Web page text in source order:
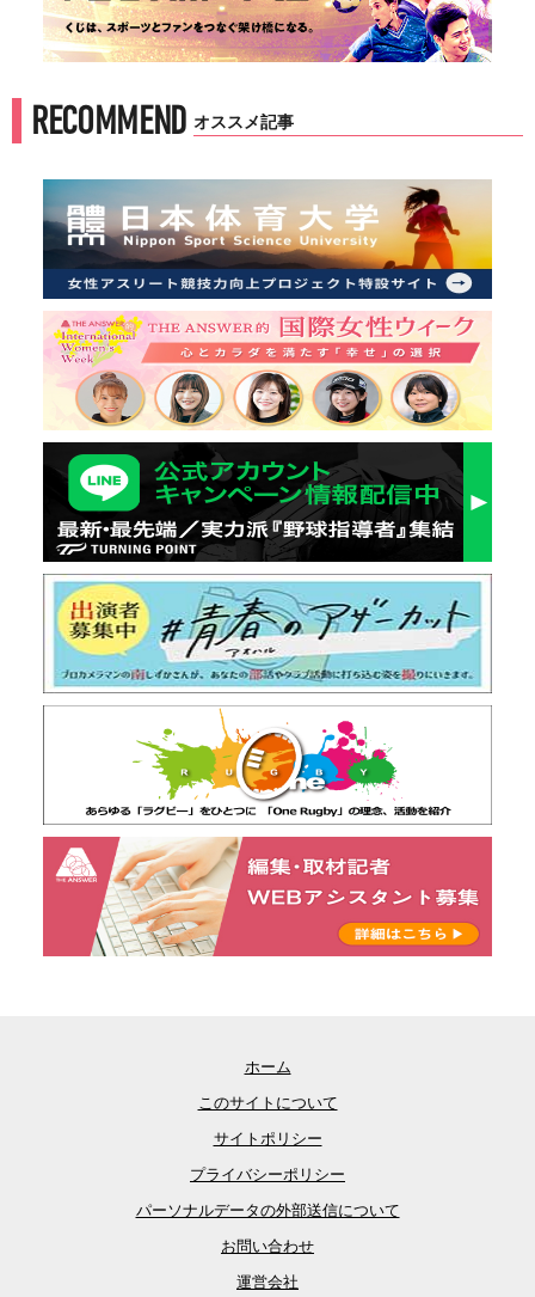
RECOMMEND オススメ記事
ホーム
このサイトについて
サイトポリシー
プライバシーポリシー
パーソナルデータの外部送信について
お問い合わせ
運営会社